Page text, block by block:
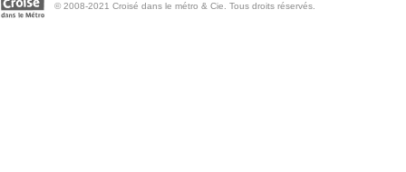
© 2008-2021 Croisé dans le métro & Cie. Tous droits réservés.